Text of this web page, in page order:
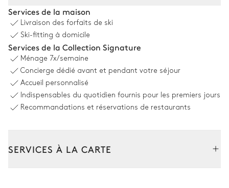
2Canapés
Fauteuil
Cheminée
Salle à manger
Services de la maison
Livraison des forfaits de ski
Ski-fitting à domicile
Services de la Collection Signature
Ménage 7x/semaine
Concierge dédié avant et pendant votre séjour
Accueil personnalisé
Indispensables du quotidien fournis pour les premiers jours
Recommandations et réservations de restaurants
SERVICES À LA CARTE